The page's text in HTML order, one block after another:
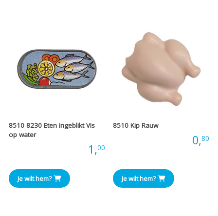
8510 8230 Eten ingeblikt Vis
op water
1,00
Je wilt hem?
8510 Kip Rauw
0,80
Je wilt hem?